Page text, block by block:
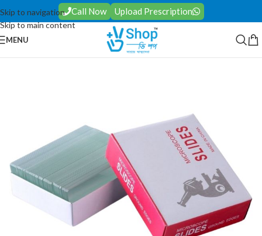
Skip to navigation
Skip to main content
Call Now Upload Prescription
MENU